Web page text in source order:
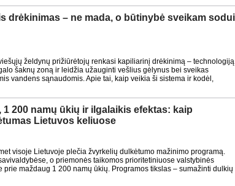
drėkinimas – ne mada, o būtinybė sveikam sodui
želdynų prižiūrėtojų renkasi kapiliarinį drėkinimą –
šaknų zoną ir leidžia užauginti vešlius gėlynus bei sveikas
vandens sąnaudomis. Apie tai, kaip veikia ši sistema ir kodėl,
1 200 namų ūkių ir ilgalaikis efektas: kaip
Lietuvos keliuose
visoje Lietuvoje plečia žvyrkelių dulkėtumo mažinimo programą.
o priemonės taikomos prioritetiniuose valstybinės
prie maždaug 1 200 namų ūkių. Programos tikslas – sumažinti dulkių